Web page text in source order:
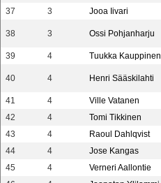
37
3 Jooa Iivari
38 3 Ossi Pohjanharju
39 4 Tuukka Kauppinen
40 4 Henri Sääskilahti
41 4 Ville Vatanen
42
4 Tomi Tikkinen
43
4 Raoul Dahlqvist
44
4 Jose Kangas
45
4 Verneri Aallontie